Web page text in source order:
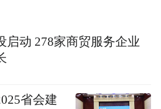
启动 278家商贸服务企业
省会建